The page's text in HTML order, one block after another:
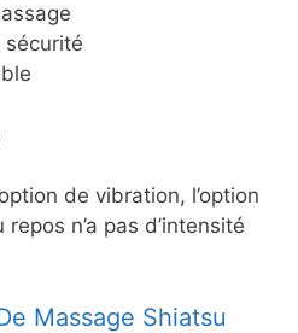
sécurité
de vibration, l’option
n’a pas d’intensité
Massage Shiatsu